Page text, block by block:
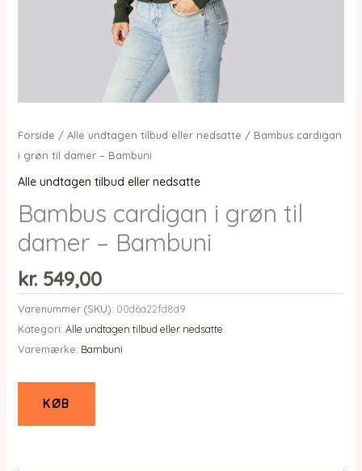
Forside / Alle undtagen tilbud eller nedsatte / Bambus cardigan
i grøn til damer – Bambuni
Alle undtagen tilbud eller nedsatte
Bambus cardigan i grøn til
damer – Bambuni
kr.549,00
Varenummer (SKU): 00d6a22fd8d9
Kategori: Alle undtagen tilbud eller nedsatte
Varemærke: Bambuni
KØB